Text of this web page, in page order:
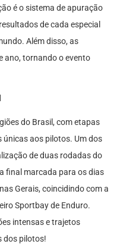
é o sistema de apuração
de cada especial
Além disso, as
ano, tornando o evento
do Brasil, com etapas
únicas aos pilotos. Um dos
de duas rodadas do
final marcada para os dias
Gerais, coincidindo com a
Sportbay de Enduro.
intensas e trajetos
dos pilotos!